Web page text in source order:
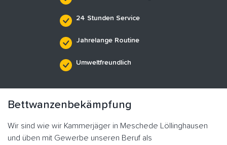
24 Stunden Service
Jahrelange Routine
Umweltfreundlich
Bettwanzenbekämpfung
Wir sind wie wir Kammerjäger in Meschede Löllinghausen
und üben mit Gewerbe unseren Beruf als